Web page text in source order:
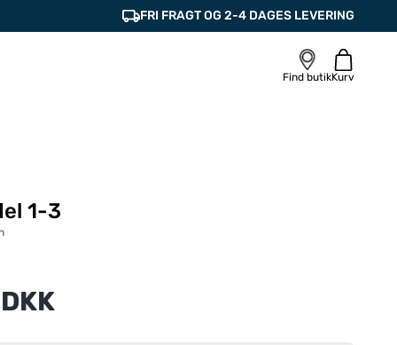
FRI FRAGT OG 2-4 DAGES LEVERING
Find butikKurv
1-3